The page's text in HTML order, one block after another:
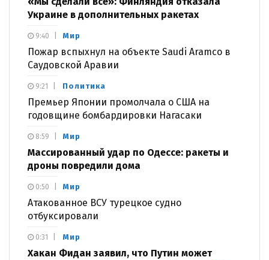
Украине в дополнительных ракетах
Мир
Пожар вспыхнул на объекте Saudi Aramco в
Саудовской Аравии
9:40
Политика
Премьер Японии промолчала о США на
годовщине бомбардировки Нагасаки
9:21
Мир
Массированный удар по Одессе: ракеты и
дроны повредили дома
8:59
Мир
Атакованное ВСУ турецкое судно
отбуксировали
0:50
Мир
Хакан Фидан заявил, что Путин может
0:31